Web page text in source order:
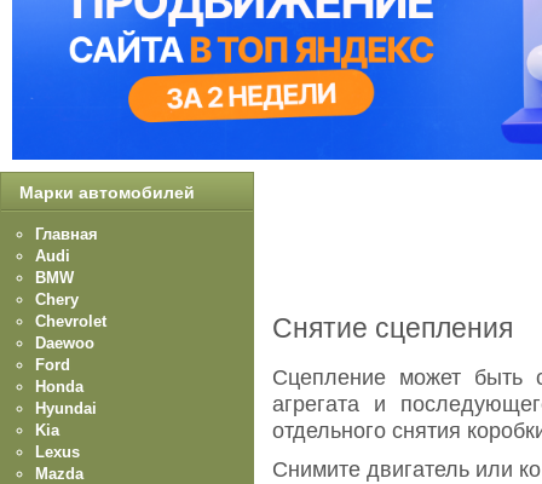
Снятие сцепления
Сцепление может быть
агрегата и
отдельного снятия
Снимите двигатель или
Марки автомобилей
Главная
Audi
BMW
Chery
Chevrolet
Daewoo
Ford
Honda
Hyundai
Kia
Lexus
Mazda